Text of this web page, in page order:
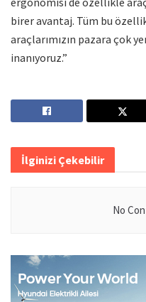
birer avantaj. Tüm bu
araçlarımızın pazara çok
inanıyoruz.”
İlginizi Çekebilir
No